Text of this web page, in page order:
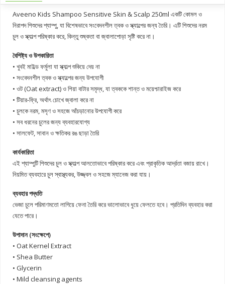
Aveeno Kids Shampoo Sensitive Skin & Scalp 250ml একটি কোমল ও
নিরাপদ শিশুদের শ্যাম্পু, যা বিশেষভাবে সংবেদনশীল ত্বক ও স্ক্যাল্পের জন্য তৈরি। এটি শিশুদের নরম
চুল ও স্ক্যাল্প পরিষ্কার করে, কিন্তু শুষ্কতা বা জ্বালাপোড়া সৃষ্টি করে না।
বৈশিষ্ট্য ও উপকারিতা
• খুবই মাইল্ড ফর্মুলা যা স্ক্যাল্প শুকিয়ে দেয় না
• সংবেদনশীল ত্বক ও স্ক্যাল্পের জন্য উপযোগী
• ওট (Oat extract) ও শিয়া বাটার সমৃদ্ধ, যা ত্বককে শান্ত ও ময়েশ্চারাইজ করে
• টিয়ার-ফ্রি, অর্থাৎ চোখে জ্বালা করে না
• চুলকে নরম, মসৃণ ও সহজে আঁচড়ানোর উপযোগী করে
• সব ধরনের চুলের জন্য ব্যবহারযোগ্য
• সালফেট, সাবান ও ক্ষতিকর রঙ ছাড়া তৈরি
কার্যকারিতা
এই শ্যাম্পুটি শিশুদের চুল ও স্ক্যাল্প আলতোভাবে পরিষ্কার করে এবং প্রাকৃতিক আর্দ্রতা বজায় রাখে।
নিয়মিত ব্যবহারে চুল স্বাস্থ্যকর, উজ্জ্বল ও সহজে ম্যানেজ করা যায়।
ব্যবহার পদ্ধতি
ভেজা চুলে পরিমাণমতো লাগিয়ে ফেনা তৈরি করে ভালোভাবে ধুয়ে ফেলতে হবে। প্রতিদিন ব্যবহার করা
যেতে পারে।
উপাদান (সংক্ষেপে)
• Oat Kernel Extract
• Shea Butter
• Glycerin
• Mild cleansing agents